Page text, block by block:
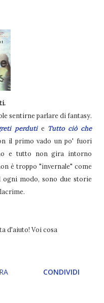
sentirne parlare di fantasy.
perdutie Tutto ciò che
il primo vado un po' fuori
e tutto non gira intorno
è troppo "invernale" come
ogni modo, sono due storie
d'aiuto! Voi cosa
CONDIVIDI